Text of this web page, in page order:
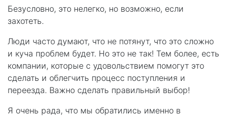
Безусловно, это нелегко, но возможно, если
захотеть.
Люди часто думают, что не потянут, что это сложно
и куча проблем будет. Но это не так! Тем более, есть
компании, которые с удовольствием помогут это
сделать и облегчить процесс поступления и
переезда. Важно сделать правильный выбор!
Я очень рада, что мы обратились именно в